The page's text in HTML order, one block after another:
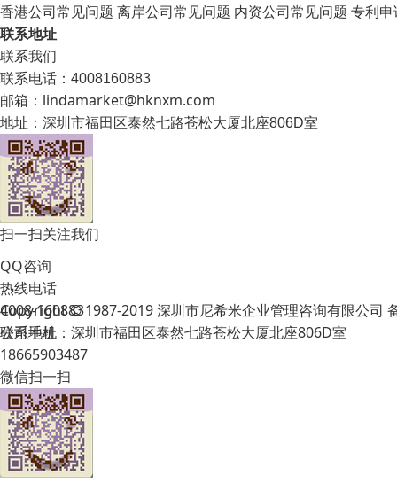
香港公司常见问题 离岸公司常见问题 内资公司常见问题 专利
联系地址
联系我们
联系电话：4008160883
邮箱：lindamarket@hknxm.com
地址： 深圳市福田区泰然七路苍松大厦北座806D室
扫一扫关注我们
Copyright © 1987-2019 深圳市尼希米企业管理咨询有限公司
公司地址：深圳市福田区泰然七路苍松大厦北座806D室
QQ咨询
热线电话
4008-160883
联系手机
18665903487
微信扫一扫